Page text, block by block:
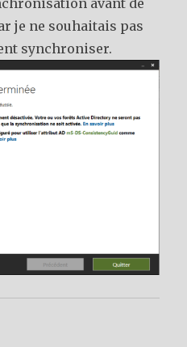
je ne souhaitais pas
synchroniser.